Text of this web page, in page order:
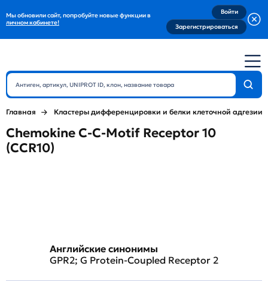
Мы обновили сайт, попробуйте новые функции в
личном кабинете!
Войти
Зарегистрироваться
Главная Кластеры дифференцировки и белки клеточной адгезии
Chemokine C-C-Motif Receptor 10
(CCR10)
Английские синонимы
GPR2; G Protein-Coupled Receptor 2